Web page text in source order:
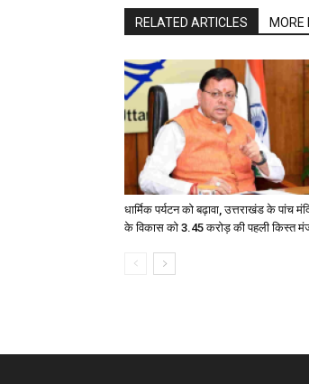
RELATED ARTICLES MORE
धार्मिक पर्यटन को बढ़ावा, उत्तराखंड के पांच
के विकास को 3.45 करोड़ की पहली किस्त